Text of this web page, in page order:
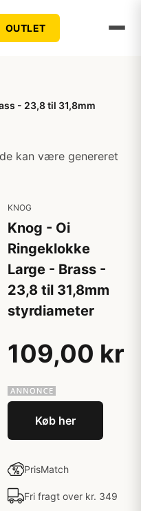
OUTLET
- 23,8 til 31,8mm
kan være genereret
KNOG
Knog - Oi
Ringeklokke
Large - Brass -
23,8 til 31,8mm
styrdiameter
109,00 kr
Køb her
PrisMatch
Fri fragt over kr. 349